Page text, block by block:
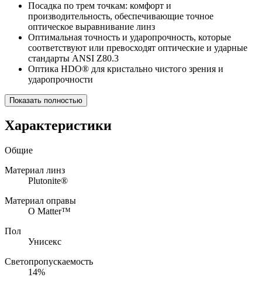
Посадка по трем точкам: комфорт и
производительность, обеспечивающие точное
оптическое выравнивание линз
Оптимальная точность и ударопрочность, которые
соответствуют или превосходят оптические и ударные
стандарты ANSI Z80.3
Оптика HDO® для кристально чистого зрения и
ударопрочности
Показать полностью
Характеристики
Общие
Материал линз
Plutonite®
Материал оправы
O Matter™
Пол
Унисекс
Светопропускаемость
14%